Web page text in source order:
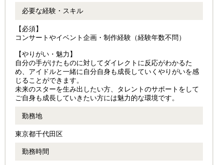
必要な経験・スキル
【必須】
コンサートやイベント企画・制作経験（経験年数不問）
【やりがい・魅力】
自分の手がけたものに対してダイレクトに反応がわかるた
め、アイドルと一緒に自分自身も成長していくやりがいを感
じることができます。
未来のスターを生み出したい方、タレントのサポートをして
ご自身も成長していきたい方には魅力的な環境です。
勤務地
東京都千代田区
勤務時間